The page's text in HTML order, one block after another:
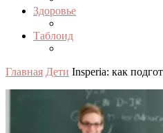
Здоровье
Таблоид
Главная Дети Insperia: как